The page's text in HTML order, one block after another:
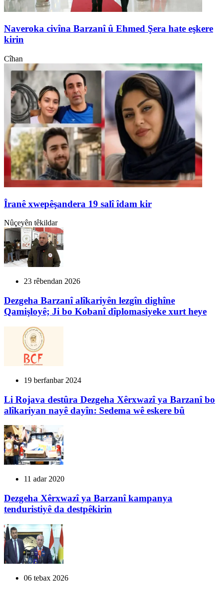
Naveroka civîna Barzanî û Ehmed Şera hate eşkere
kirin
Cîhan
Îranê xwepêşandera 19 salî îdam kir
Nûçeyên têkildar
23 rêbendan 2026
Dezgeha Barzanî alîkariyên lezgîn dighîne
Qamişloyê; Ji bo Kobanî dîplomasiyeke xurt heye
19 berfanbar 2024
Li Rojava destûra Dezgeha Xêrxwazî ya Barzanî bo
alîkariyan nayê dayîn: Sedema wê eskere bû
11 adar 2020
Dezgeha Xêrxwazî ya Barzanî kampanya
tenduristiyê da destpêkirin
06 tebax 2026